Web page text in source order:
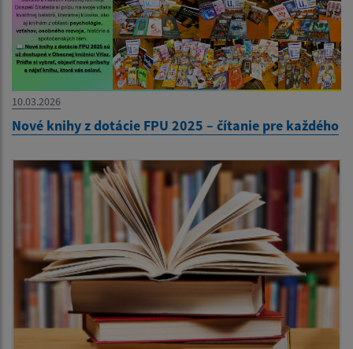
10.03.2026
Nové knihy z dotácie FPU 2025 – čítanie pre každého